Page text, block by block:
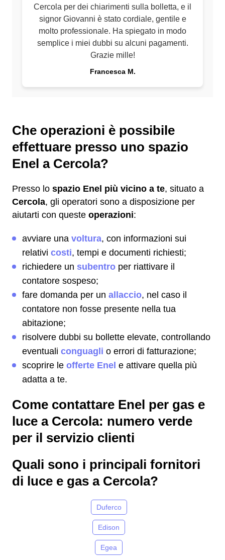
Cercola per dei chiarimenti sulla bolletta, e il
signor Giovanni è stato cordiale, gentile e
molto professionale. Ha spiegato in modo
semplice i miei dubbi su alcuni pagamenti.
Grazie mille!
Francesca M.
Che operazioni è possibile
effettuare presso uno spazio
Enel a Cercola?
Presso lo spazio Enel più vicino a te, situato a
Cercola, gli operatori sono a disposizione per
aiutarti con queste operazioni:
avviare una voltura, con informazioni sui
relativi costi, tempi e documenti richiesti;
richiedere un subentro per riattivare il
contatore sospeso;
fare domanda per un allaccio, nel caso il
contatore non fosse presente nella tua
abitazione;
risolvere dubbi su bollette elevate, controllando
eventuali conguagli o errori di fatturazione;
scoprire le offerte Enel e attivare quella più
adatta a te.
Come contattare Enel per gas e
luce a Cercola: numero verde
per il servizio clienti
Quali sono i principali fornitori
di luce e gas a Cercola?
Duferco
Edison
Egea